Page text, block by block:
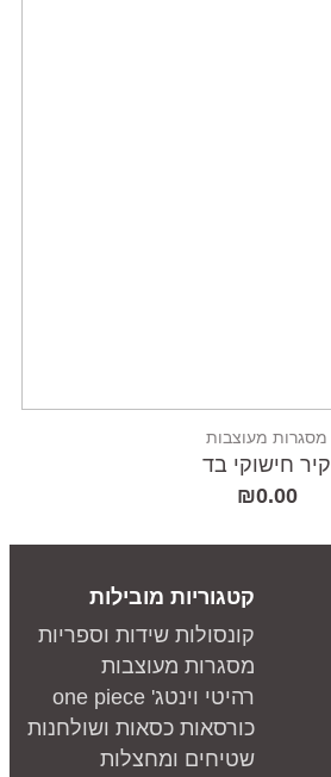
מסגרות מעוצבות
קיר חישוקי בד
₪0.00
קטגוריות מובילות
קונסולות שידות וספריות
מסגרות מעוצבות
רהיטי וינטג' one piece
כורסאות כסאות ושולחנות
שטיחים ומחצלות